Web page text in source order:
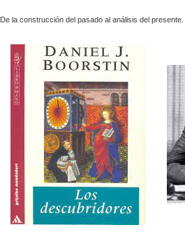
De la construcción del pasado al análisis del presente.